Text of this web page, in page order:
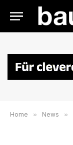
Home » News »